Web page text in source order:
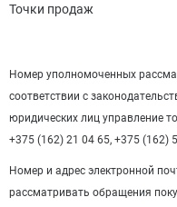
Точки продаж
Номер уполномоченных
соответствии с
юридических лиц управление
+375 (162) 21 04 65, +375 (162)
Номер и адрес электронной
рассматривать обращения